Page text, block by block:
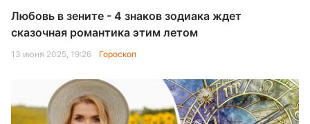
Любовь в зените - 4 знаков зодиака ждет
сказочная романтика этим летом
13 июня 2025, 19:26 Гороскоп